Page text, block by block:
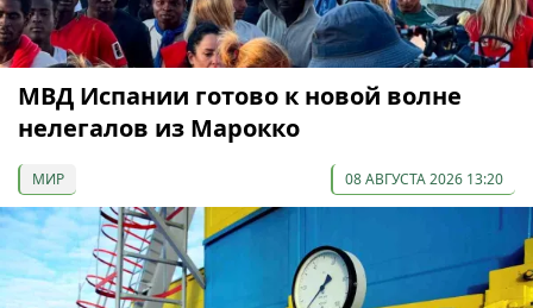
МВД Испании готово к новой волне
нелегалов из Марокко
МИР 08 АВГУСТА 2026 13:20